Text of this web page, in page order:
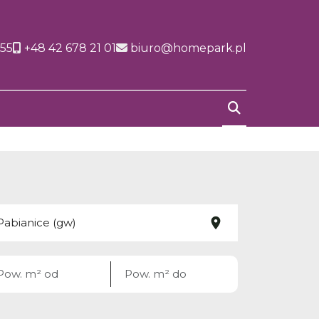
+48 42 678 21 01 biuro@homepark.pl